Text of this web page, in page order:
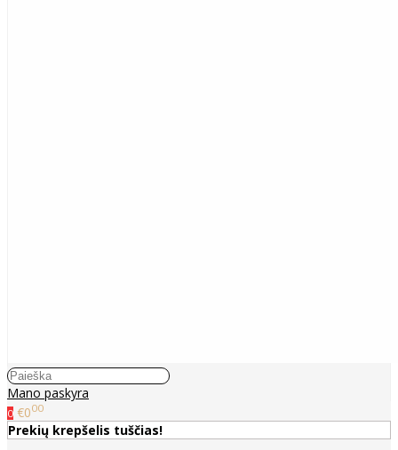
Mano paskyra
0 €000
Prekių krepšelis tuščias!